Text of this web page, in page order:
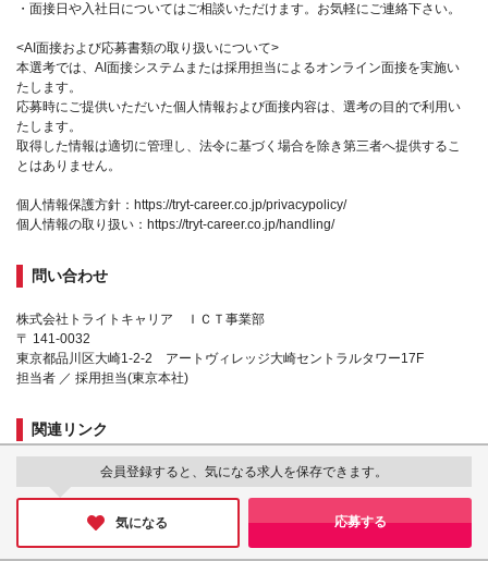
・面接日や入社日についてはご相談いただけます。お気軽にご連絡下さい。
<AI面接および応募書類の取り扱いについて>
本選考では、AI面接システムまたは採用担当によるオンライン面接を実施い
たします。
応募時にご提供いただいた個人情報および面接内容は、選考の目的で利用い
たします。
取得した情報は適切に管理し、法令に基づく場合を除き第三者へ提供するこ
とはありません。
個人情報保護方針：https://tryt-career.co.jp/privacypolicy/
個人情報の取り扱い：https://tryt-career.co.jp/handling/
問い合わせ
株式会社トライトキャリア ＩＣＴ事業部
〒 141-0032
東京都品川区大崎1-2-2 アートヴィレッジ大崎セントラルタワー17F
担当者 ／ 採用担当(東京本社)
関連リンク
フォトクリップ
会員登録すると、気になる求人を保存できます。
気になる 応募する